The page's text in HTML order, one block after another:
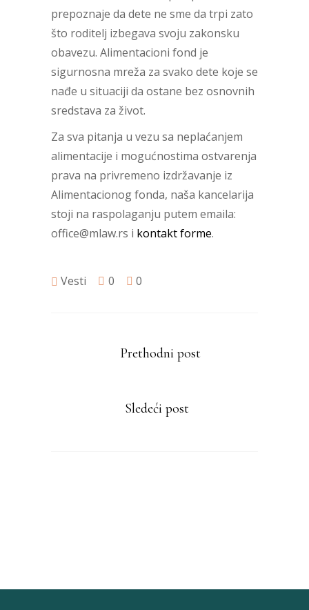
prepoznaje da dete ne sme da trpi zato
što roditelj izbegava svoju zakonsku
obavezu. Alimentacioni fond je
sigurnosna mreža za svako dete koje se
nađe u situaciji da ostane bez osnovnih
sredstava za život.
Za sva pitanja u vezu sa neplaćanjem
alimentacije i mogućnostima ostvarenja
prava na privremeno izdržavanje iz
Alimentacionog fonda, naša kancelarija
stoji na raspolaganju putem emaila:
office@mlaw.rs i kontakt forme.
Vesti 0 0
Prethodni post
Sledeći post